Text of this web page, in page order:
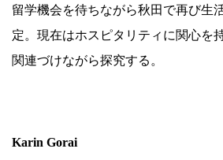
留学機会を待ちながら秋田で再び生
定。現在はホスピタリティに関心を
関連づけながら探究する。
Karin Gorai